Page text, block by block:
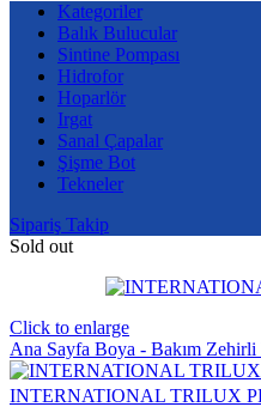
Kategoriler
Balık Bulucular
Sintine Pompası
Hidrofor
Hoparlör
Irgat
Sanal Çapalar
Şişme Bot
Tekneler
Sipariş Takip
Sold out
Click to enlarge
Ana Sayfa Boya - Bakım Zehirli
INTERNATIONAL TRILUX